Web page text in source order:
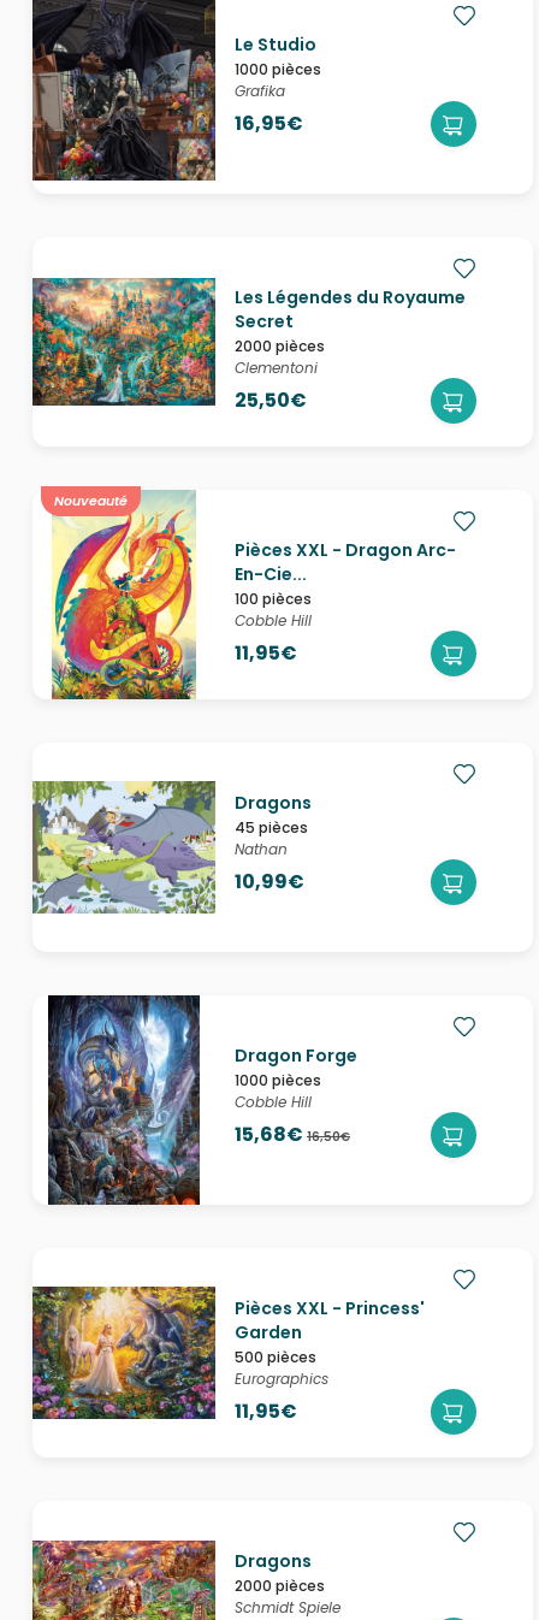
Le Studio
1000 pièces
Grafika
16,95€
Les Légendes du Royaume
Secret
2000 pièces
Clementoni
25,50€
Nouveauté
Pièces XXL - Dragon Arc-
En-Cie...
100 pièces
Cobble Hill
11,95€
Dragons
45 pièces
Nathan
10,99€
Dragon Forge
1000 pièces
Cobble Hill
15,68€ 16,50€
Pièces XXL - Princess'
Garden
500 pièces
Eurographics
11,95€
Dragons
2000 pièces
Schmidt Spiele